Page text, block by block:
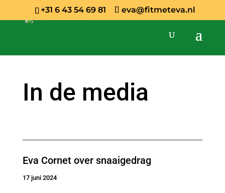
+31 6 43 54 69 81 eva@fitmeteva.nl
In de media
Eva Cornet over snaaigedrag
17 juni 2024